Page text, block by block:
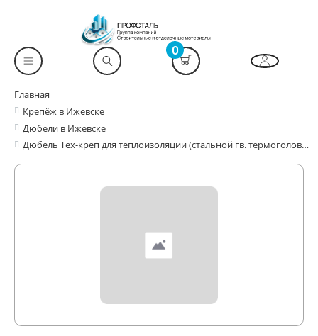
0
Главная
Крепёж в Ижевске
Дюбели в Ижевске
Дюбель Тех-креп для теплоизоляции (стальной гв. термоголовка)10*200/ 500шт